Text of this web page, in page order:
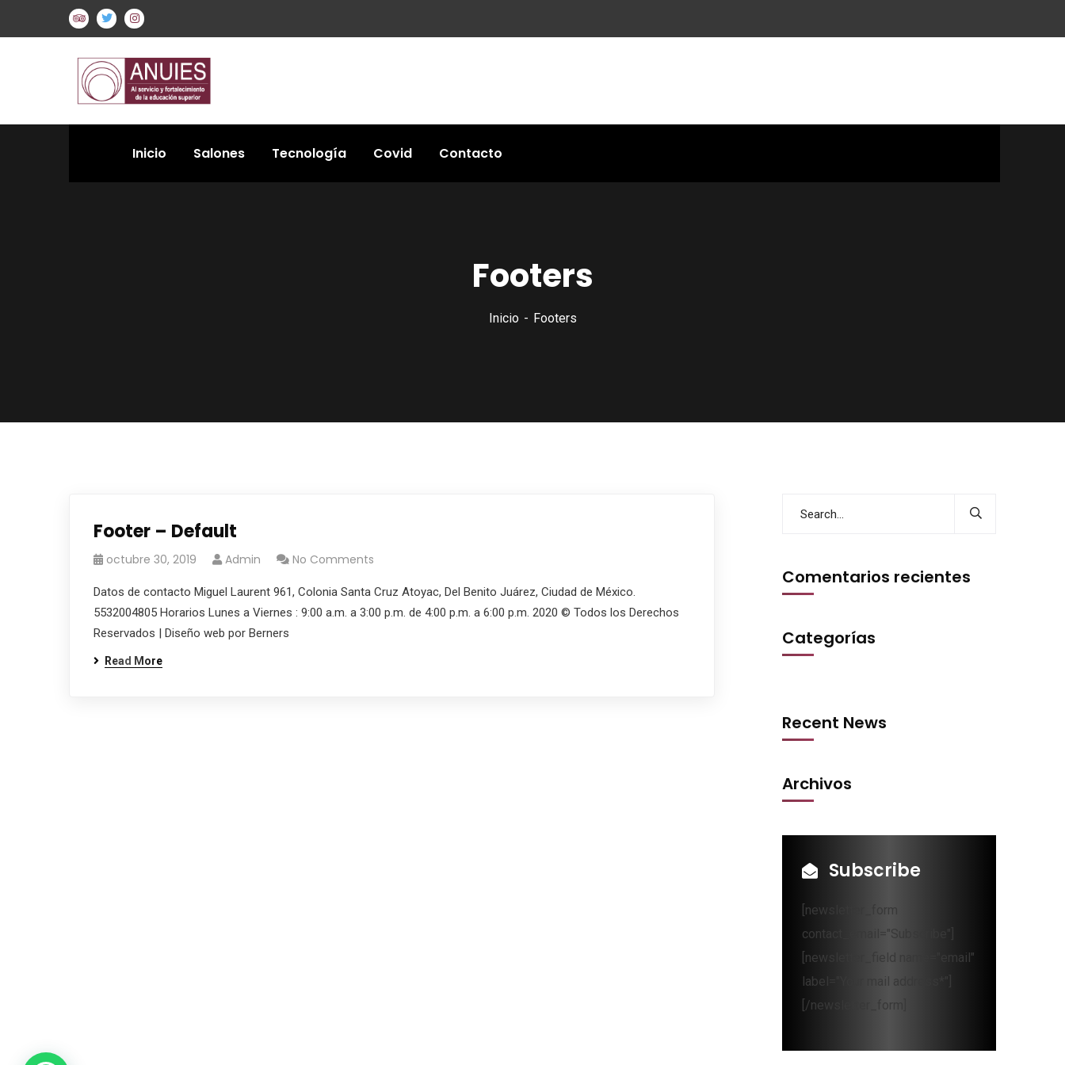
Inicio Salones Tecnología Covid Contacto
Footers
Inicio Footers
Footer – Default
octubre 30, 2019 Admin No Comments
Datos de contacto Miguel Laurent 961, Colonia Santa Cruz Atoyac, Del Benito Juárez, Ciudad de México.
5532004805 Horarios Lunes a Viernes : 9:00 a.m. a 3:00 p.m. de 4:00 p.m. a 6:00 p.m. 2020 © Todos los Derechos
Reservados | Diseño web por Berners
Read More
Comentarios recientes
Categorías
Recent News
Archivos
Subscribe
[newsletter_form
contact_email="Subscribe"]
[newsletter_field name="email"
label="Your mail address*"]
[/newsletter_form]